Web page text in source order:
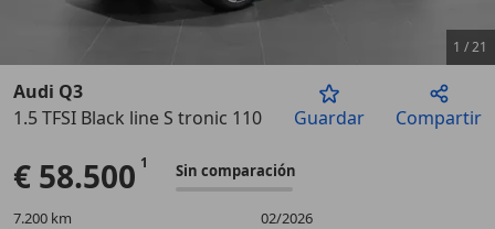
Anterior
1 /21
Audi Q3
1.5 TFSI Black line S tronic 110kW
Guardar Compartir
€ 58.500 Sin comparación
7.200 km
02/2026